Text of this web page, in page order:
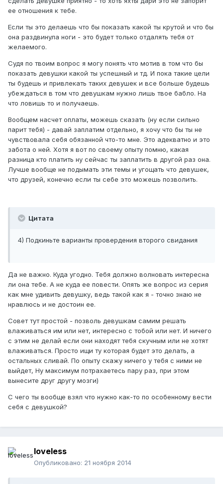
ее отношения к тебе.
Если ты это делаешь что бы показать какой ты крутой и что бы
она раздвинула ноги - это будет только отдалять тебя от
желаемого.
Судя по твоим вопрос я могу понять что мотив в том что бы
показать девушки какой ты успешный и тд. И пока такие цели
ты будешь и привлекать таких девушек и все больше будешь
убеждаться в том что девушкам нужно лишь твое бабло. На
что ловишь то и получаешь.
Вообщем насчет оплаты, можешь сказать (ну если сильно
парит тебя) - давай заплатим отдельно, я хочу что бы ты не
чувствовала себя обязанной что-то мне. Это адекватно и это
забота о ней. Хотя я вот по своему опыту помню, какая
разница кто платить ну сейчас ты заплатить в другой раз она.
Лучше вообще не подымать эти темы и угощать что девушек,
что друзей, конечно если ты себе это можешь позволить.
Цитата
4) Подкиньте варианты провердения второго свидания
Да не важно. Куда угодно. Тебя должно волновать интересна
ли она тебе. А не куда ее повести. Опять же вопрос из серия
как мне удивить девушку, ведь такой как я - точно знаю не
нравлюсь и не достоин ее.
Совет тут простой - позволь девушкам самим решать
влаживаться им или нет, интересно с тобой или нет. И ничего
с этим не делай если они находят тебя скучным или не хотят
влаживаться. Просто ищи ту которая будет это делать, а
остальных сливай. По опыту скажу ничего у тебя с ними не
выйдет, Ну максимум потрахаетесь пару раз, при этом
вынесите друг другу мозги)
С чего ты вообще взял что нужно как-то по особенному вести
себя с девушкой?
loveless
Опубликовано: 21 ноября 2014